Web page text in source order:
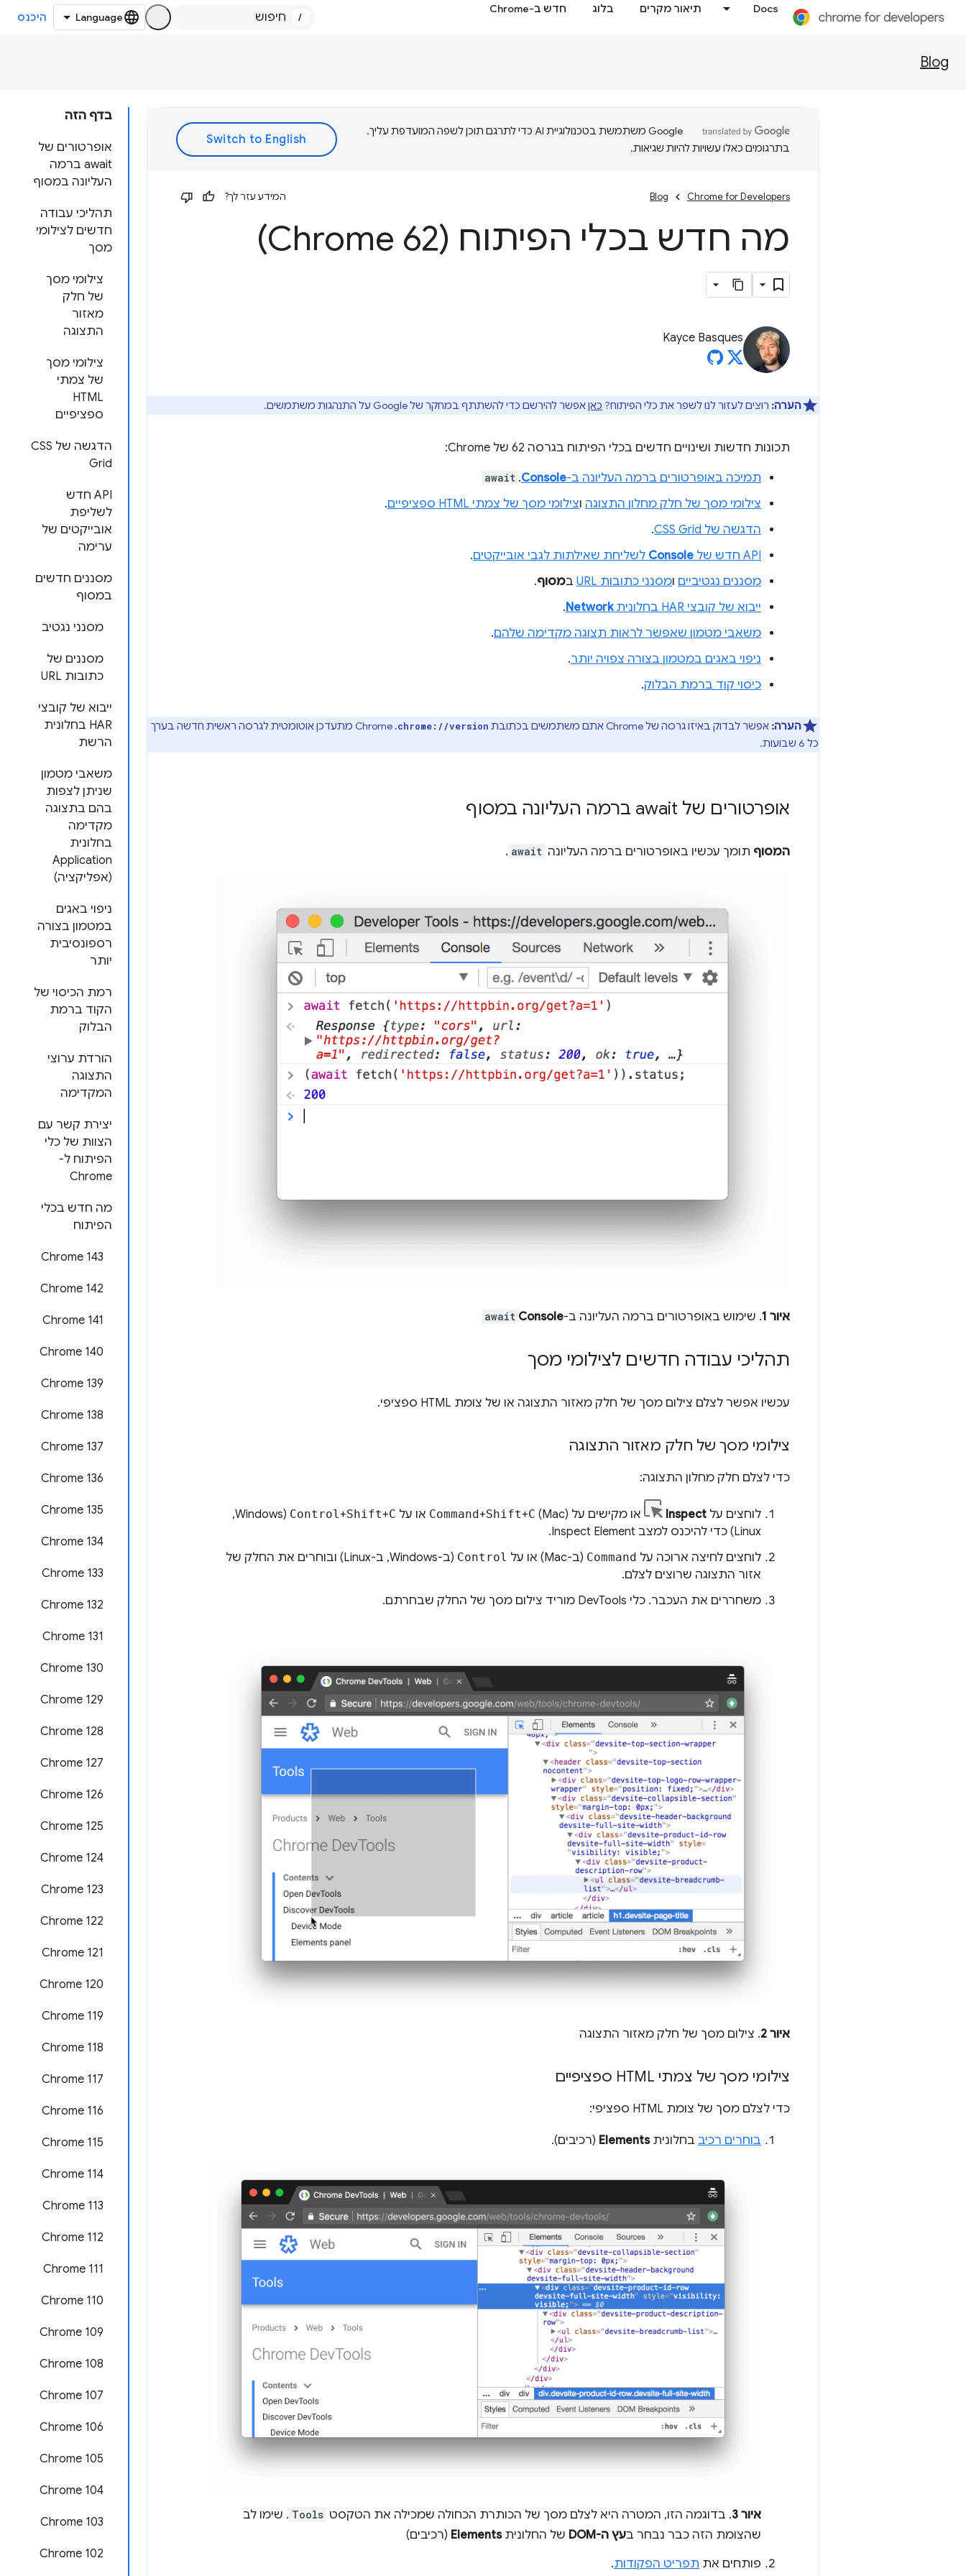
Docs תיאור מקרים בלוג חדש ב-Chrome
/ היכנס
Blog
בדף הזה
אופרטורים של
await ברמה
העליונה במסוף
תהליכי עבודה
חדשים לצילומי
מסך
צילומי מסך
של חלק
מאזור
התצוגה
צילומי מסך
של צמתי
HTML
ספציפיים
הדגשה של CSS
Grid
‫API חדש
לשליפת
אובייקטים של
ערימה
מסננים חדשים
במסוף
מסנני נגטיב
מסננים של
כתובות URL
ייבוא של קובצי
HAR בחלונית
הרשת
משאבי מטמון
שניתן לצפות
בהם בתצוגה
מקדימה
בחלונית
Application
(אפליקציה)
ניפוי באגים
במטמון בצורה
רספונסיבית
יותר
רמת הכיסוי של
הקוד ברמת
הבלוק
הורדת ערוצי
התצוגה
המקדימה
יצירת קשר עם
הצוות של כלי
הפיתוח ל-
Chrome
מה חדש בכלי
הפיתוח
Chrome 143
Chrome 142
Chrome 141
Chrome 140
Chrome 139
Chrome 138
Chrome 137
Chrome 136
Chrome 135
Chrome 134
Chrome 133
Chrome 132
Chrome 131
Chrome 130
Chrome 129
Chrome 128
Chrome 127
Chrome 126
Chrome 125
Chrome 124
Chrome 123
Chrome 122
Chrome 121
Chrome 120
Chrome 119
Chrome 118
Chrome 117
Chrome 116
Chrome 115
Chrome 114
Chrome 113
Chrome 112
Chrome 111
Chrome 110
Chrome 109
Chrome 108
Chrome 107
Chrome 106
Chrome 105
Chrome 104
Chrome 103
Chrome 102
‫Google משתמשת בטכנולוגיית AI כדי לתרגם תוכן לשפה המועדפת עליך.
בתרגומים כאלו עשויות להיות שגיאות.
Chrome for Developers
Blog המידע עזר לך?
מה חדש בכלי הפיתוח (Chrome 62)
Kayce Basques
הערה: רוצים לעזור לנו לשפר את כלי הפיתוח? כאןאפשר להירשם כדי להשתתף במחקר של Google על התנהגות משתמשים.
תכונות חדשות ושינויים חדשים בכלי הפיתוח בגרסה 62 של Chrome:
תמיכה באופרטורים ברמה העליונה ב-Console
.
await
צילומי מסך של חלק מחלון התצוגה וצילומי מסך של צמתי HTML ספציפיים
.
הדגשה של CSS Grid
.
API חדש של
Console לשליחת שאילתות לגבי אובייקטים.
מסננים נגטיביים ומסנני כתובות URL במסוף.
ייבוא של קובצי HAR בחלונית
Network
.
משאבי מטמון שאפשר לראות תצוגה מקדימה שלהם.
ניפוי באגים במטמון בצורה צפויה יותר.
כיסוי קוד ברמת הבלוק.
הערה: אפשר לבדוק באיזו גרסה של Chrome אתם משתמשים בכתובת chrome://version
. ‫Chrome מתעדכן אוטומטית לגרסה ראשית חדשה בערך
כל 6 שבועות.
אופרטורים של await ברמה העליונה במסוף
המסוף תומך עכשיו באופרטורים ברמה העליונה await
.
איור 1 . שימוש באופרטורים ברמה העליונה ב-Console
await
תהליכי עבודה חדשים לצילומי מסך
עכשיו אפשר לצלם צילום מסך של חלק מאזור התצוגה או של צומת HTML ספציפי.
צילומי מסך של חלק מאזור התצוגה
כדי לצלם חלק מחלון התצוגה:
לוחצים על Inspect או מקישים על Command+Shift+C (Mac) או על Control +Shift+C
(Windows, ‏
Linux) כדי להיכנס למצב Inspect Element.
לוחצים לחיצה ארוכה על Command (ב-Mac) או על Control
(ב-Windows, ב-Linux) ובוחרים את החלק של
אזור התצוגה שרוצים לצלם.
משחררים את העכבר. כלי DevTools מוריד צילום מסך של החלק שבחרתם.
איור 2 . צילום מסך של חלק מאזור התצוגה
צילומי מסך של צמתי HTML ספציפיים
כדי לצלם מסך של צומת HTML ספציפי:
בוחרים רכיב בחלוניתElements (רכיבים).
איור 3 . בדוגמה הזו, המטרה היא לצלם מסך של הכותרת הכחולה שמכילה את הטקסט Tools . שימו לב
שהצומת הזה כבר נבחר בעץ ה-DOM של החלוניתElements (רכיבים)
פותחים את תפריט הפקודות.